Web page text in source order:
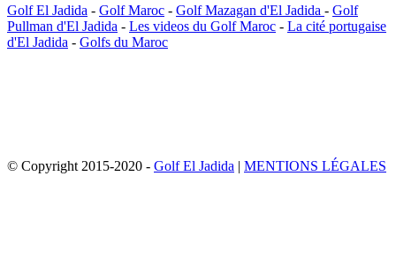
Golf El Jadida - Golf Maroc - Golf Mazagan d'El Jadida - Golf
Pullman d'El Jadida - Les videos du Golf Maroc - La cité portugaise
d'El Jadida - Golfs du Maroc
© Copyright 2015-2020 - Golf El Jadida | MENTIONS LÉGALES